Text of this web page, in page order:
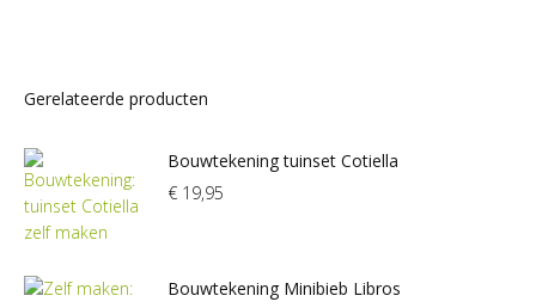
Gerelateerde producten
Bouwtekening tuinset Cotiella
€ 19,95
Bouwtekening Minibieb Libros